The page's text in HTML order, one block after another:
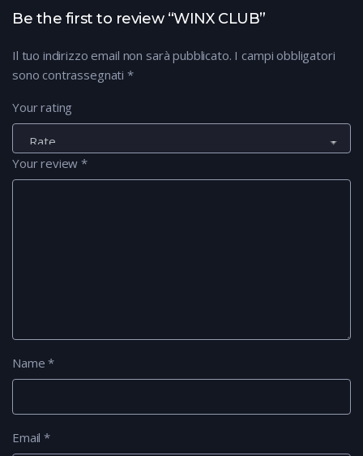
Be the first to review “WINX CLUB”
Il tuo indirizzo email non sarà pubblicato. I campi obbligatori
sono contrassegnati *
Your rating
Your review*
Name*
Email*